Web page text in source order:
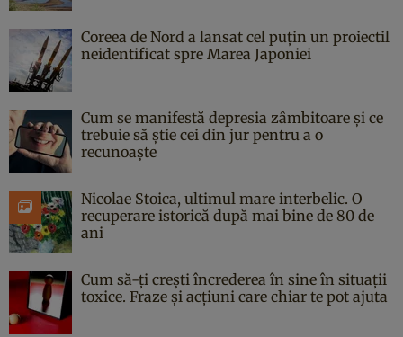
Coreea de Nord a lansat cel puțin un proiectil
neidentificat spre Marea Japoniei
Cum se manifestă depresia zâmbitoare și ce
trebuie să știe cei din jur pentru a o
recunoaște
Nicolae Stoica, ultimul mare interbelic. O
recuperare istorică după mai bine de 80 de
ani
Cum să-ți crești încrederea în sine în situații
toxice. Fraze și acțiuni care chiar te pot ajuta